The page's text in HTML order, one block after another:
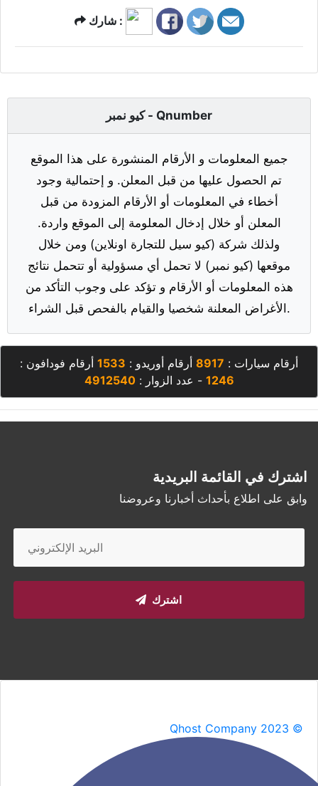
شارك :
كيو نمبر - Qnumber
جميع المعلومات و الأرقام المنشورة على هذا الموقع
تم الحصول عليها من قبل المعلن. و إحتمالية وجود
أخطاء في المعلومات أو الأرقام المزودة من قبل
المعلن أو خلال إدخال المعلومة إلى الموقع واردة.
ولذلك شركة (كيو سيل للتجارة اونلاين) ومن خلال
موقعها (كيو نمبر) لا تحمل أي مسؤولية أو تتحمل نتائج
هذه المعلومات أو الأرقام و تؤكد على وجوب التأكد من
الأغراض المعلنة شخصيا والقيام بالفحص قبل الشراء.
أرقام سيارات : 8917 أرقام أوريدو : 1533 أرقام فودافون :
1246 - عدد الزوار :4912540
اشترك في القائمة البريدية
وابق على اطلاع بأحداث أخبارنا وعروضنا
اشترك
Qhost Company 2023 ©